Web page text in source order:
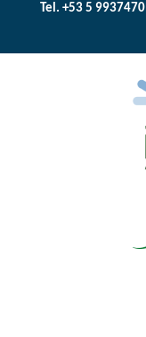
Tel. +53 5 9937470